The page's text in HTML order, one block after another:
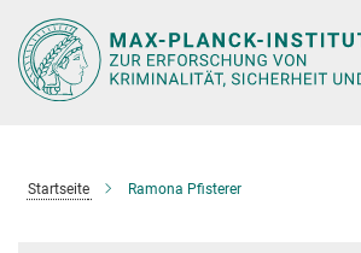
Hauptinhalt
Startseite Ramona Pfisterer